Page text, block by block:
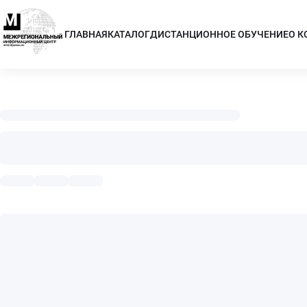
ГЛАВНАЯКАТАЛОГДИСТАНЦИОННОЕ ОБУЧЕНИЕО